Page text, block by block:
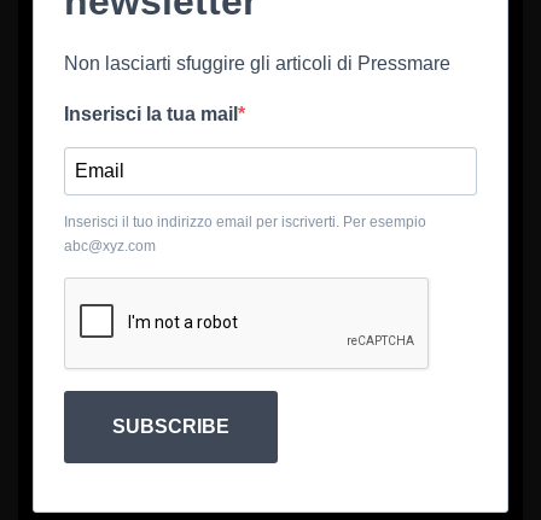
Non lasciarti sfuggire gli articoli di Pressmare
Inserisci la tua mail
Inserisci il tuo indirizzo email per iscriverti. Per esempio
abc@xyz.com
SUBSCRIBE